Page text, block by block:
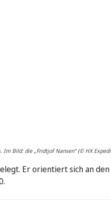
Bild: die „Fridtjof Nansen“ (© HX
Er orientiert sich an